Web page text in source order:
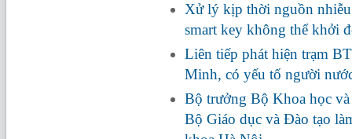
Xử lý kịp thời nguồn
smart key không thể khởi
Liên tiếp phát hiện trạm
Minh, có yếu tố người
Bộ trưởng Bộ Khoa học
Bộ Giáo dục và Đào tạo